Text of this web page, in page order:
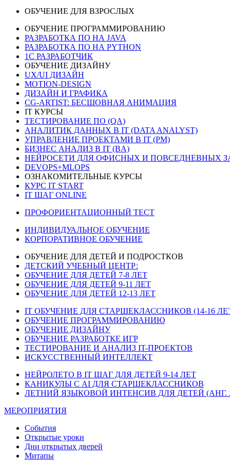
ОБУЧЕНИЕ ДЛЯ ВЗРОСЛЫХ
ОБУЧЕНИЕ ПРОГРАММИРОВАНИЮ
РАЗРАБОТКА ПО НА JAVA
РАЗРАБОТКА ПО НА PYTHON
1C РАЗРАБОТЧИК
ОБУЧЕНИЕ ДИЗАЙНУ
UX/UI ДИЗАЙН
MOTION-DESIGN
ДИЗАЙН И ГРАФИКА
CG-ARTIST: БЕСШОВНАЯ АНИМАЦИЯ
IT КУРСЫ
ТЕСТИРОВАНИЕ ПО (QA)
АНАЛИТИК ДАННЫХ В IT (DATA ANALYST)
УПРАВЛЕНИЕ ПРОЕКТАМИ В IT (PM)
БИЗНЕС АНАЛИЗ В IT (BA)
НЕЙРОСЕТИ ДЛЯ ОФИСНЫХ И ПОВСЕДНЕВНЫХ
DEVOPS+MLOPS
ОЗНАКОМИТЕЛЬНЫЕ КУРСЫ
КУРС IT START
IT ШАГ ONLINE
ПРОФОРИЕНТАЦИОННЫЙ ТЕСТ
ИНДИВИДУАЛЬНОЕ ОБУЧЕНИЕ
КОРПОРАТИВНОЕ ОБУЧЕНИЕ
ОБУЧЕНИЕ ДЛЯ ДЕТЕЙ И ПОДРОСТКОВ
ДЕТСКИЙ УЧЕБНЫЙ ЦЕНТР:
ОБУЧЕНИЕ ДЛЯ ДЕТЕЙ 7-8 ЛЕТ
ОБУЧЕНИЕ ДЛЯ ДЕТЕЙ 9-11 ЛЕТ
ОБУЧЕНИЕ ДЛЯ ДЕТЕЙ 12-13 ЛЕТ
IT ОБУЧЕНИЕ ДЛЯ СТАРШЕКЛАССНИКОВ (14-16
ОБУЧЕНИЕ ПРОГРАММИРОВАНИЮ
ОБУЧЕНИЕ ДИЗАЙНУ
ОБУЧЕНИЕ РАЗРАБОТКЕ ИГР
ТЕСТИРОВАНИЕ И АНАЛИЗ IT-ПРОЕКТОВ
ИСКУССТВЕННЫЙ ИНТЕЛЛЕКТ
НЕЙРОЛЕТО В IT ШАГ ДЛЯ ДЕТЕЙ 9-14 ЛЕТ
КАНИКУЛЫ С AI ДЛЯ СТАРШЕКЛАССНИКОВ
ЛЕТНИЙ ЯЗЫКОВОЙ ИНТЕНСИВ ДЛЯ ДЕТЕЙ (АНГ.
МЕРОПРИЯТИЯ
События
Открытые уроки
Дни открытых дверей
Митапы